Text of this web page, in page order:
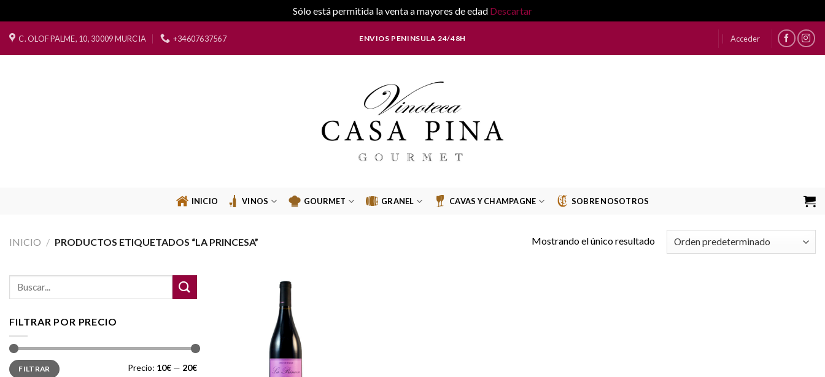
Sólo está permitida la venta a mayores de edad Descartar
contenido
C. OLOF PALME, 10, 30009 MURCIA +34607637567 ENVIOS PENINSULA 24/48H Acceder
INICIO VINOS GOURMET GRANEL CAVAS Y CHAMPAGNE SOBRE NOSOTROS
INICIO / PRODUCTOS ETIQUETADOS “LA PRINCESA” Mostrando el único resultado
Buscar
FILTRAR POR PRECIO
Precio
mínimo
Precio
máximo
FILTRAR Precio: 10€ — 20€